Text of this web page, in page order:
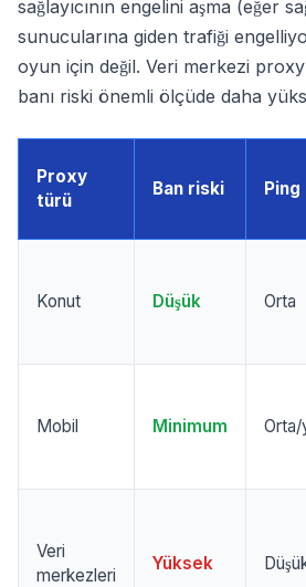
sağlayıcının engelini aşma (eğer
sunucularına giden trafiği
oyun için değil. Veri merkezi
banı riski önemli ölçüde daha
Proxy
türü
Ban riski Ping
Konut Düşük Orta
Mobil Minimum
Veri
merkezleri
Yüksek